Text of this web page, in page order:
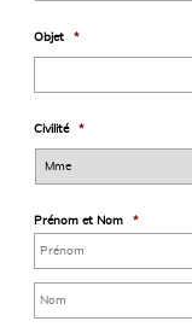
Objet *
Civilité *
Prénom et Nom *